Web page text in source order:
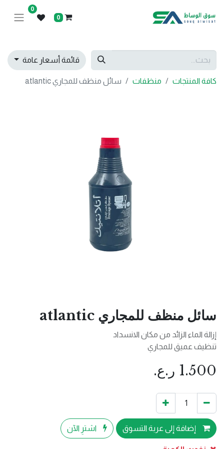
0
0
قائمة أسعار عامة
كافة المنتجات منظفات سائل منظف للمجاري atlantic
سائل منظف للمجاري atlantic
إزالة الماء الزائد من مكان الانسداد
تنظيف عميق للمجاري
1.500 ر.ع.
إضافة إلى عربة التسوق اشترِ الآن